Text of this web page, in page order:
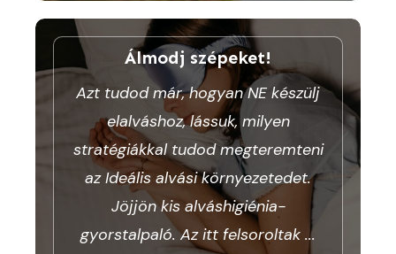
Álmodj szépeket!
Azt tudod már, hogyan NE készülj
elalváshoz, lássuk, milyen
stratégiákkal tudod megteremteni
az Ideális alvási környezetedet.
Jöjjön kis alváshigiénia-
gyorstalpaló. Az itt felsoroltak ...